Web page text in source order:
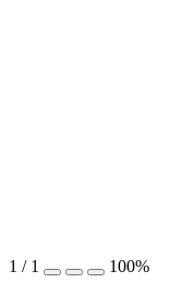
1 / 1 100%